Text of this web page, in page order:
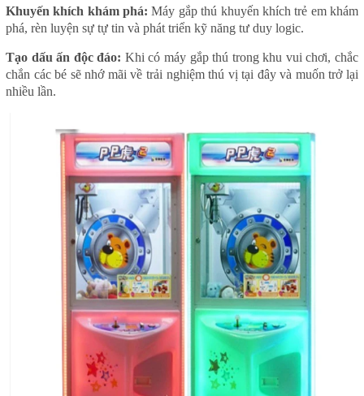
Khuyến khích khám phá: Máy gắp thú khuyến khích trẻ em khám
phá, rèn luyện sự tự tin và phát triển kỹ năng tư duy logic.
Tạo dấu ấn độc đáo: Khi có máy gắp thú trong khu vui chơi, chắc
chắn các bé sẽ nhớ mãi về trải nghiệm thú vị tại đây và muốn trở lại
nhiều lần.